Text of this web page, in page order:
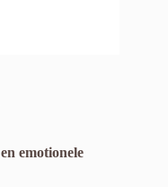
emotionele